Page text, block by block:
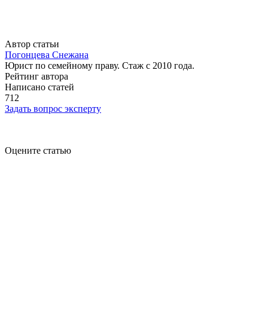
Автор статьи
Погонцева Снежана
Юрист по семейному праву. Стаж с 2010 года.
Рейтинг автора
Написано статей
712
Задать вопрос эксперту
Оцените статью